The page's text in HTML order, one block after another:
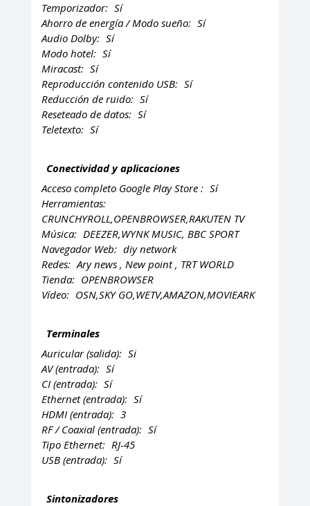
Temporizador: Sí
Ahorro de energía / Modo sueño: Sí
Audio Dolby: Sí
Modo hotel: Sí
Miracast: Sí
Reproducción contenido USB: Sí
Reducción de ruido: Sí
Reseteado de datos: Sí
Teletexto: Sí
Conectividad y aplicaciones
Acceso completo Google Play Store : Sí
Herramientas:
CRUNCHYROLL,OPENBROWSER,RAKUTEN TV
Música: DEEZER,WYNK MUSIC, BBC SPORT
Navegador Web: diy network
Redes: Ary news , New point , TRT WORLD
Tienda: OPENBROWSER
Vídeo: OSN,SKY GO,WETV,AMAZON,MOVIEARK
Terminales
Auricular (salida): Si
AV (entrada): Sí
CI (entrada): Sí
Ethernet (entrada): Sí
HDMI (entrada): 3
RF / Coaxial (entrada): Sí
Tipo Ethernet: RJ-45
USB (entrada): Sí
Sintonizadores